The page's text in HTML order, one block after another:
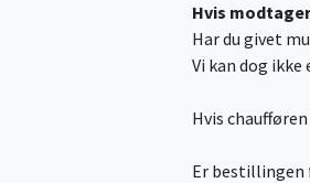
Hvis
Har du givet
Vi kan dog
Hvis
Er bestillingen